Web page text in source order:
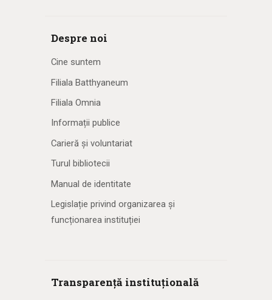
Despre noi
Cine suntem
Filiala Batthyaneum
Filiala Omnia
Informații publice
Carieră și voluntariat
Turul bibliotecii
Manual de identitate
Legislație privind organizarea și
funcționarea instituției
Transparență instituțională